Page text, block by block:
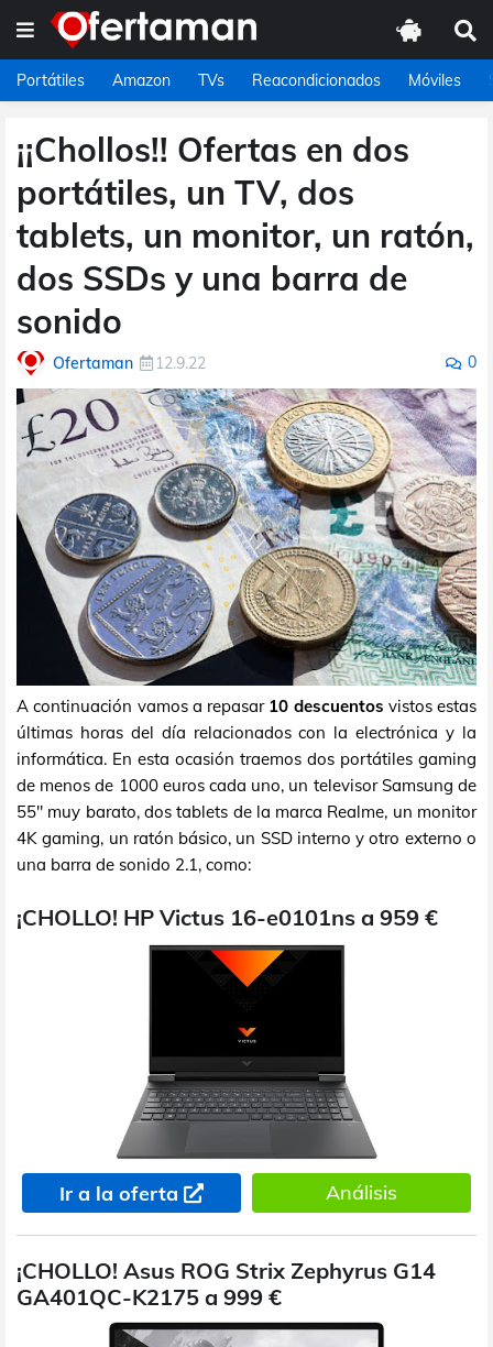
Portátiles Amazon TVs Reacondicionados Móviles
¡¡Chollos!! Ofertas en dos
portátiles, un TV, dos
tablets, un monitor, un ratón,
dos SSDs y una barra de
sonido
Ofertaman 12.9.22 0
A continuación vamos a repasar 10 descuentos vistos estas
últimas horas del día relacionados con la electrónica y la
informática. En esta ocasión traemos dos portátiles gaming
de menos de 1000 euros cada uno, un televisor Samsung de
55" muy barato, dos tablets de la marca Realme, un monitor
4K gaming, un ratón básico, un SSD interno y otro externo o
una barra de sonido 2.1, como:
¡CHOLLO! HP Victus 16-e0101ns a 959 €
Ir a la oferta Análisis
¡CHOLLO! Asus ROG Strix Zephyrus G14
GA401QC-K2175 a 999 €